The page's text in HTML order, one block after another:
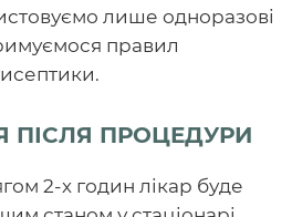
лише одноразові
правил
ПІСЛЯ ПРОЦЕДУРИ
2-х годин лікар буде